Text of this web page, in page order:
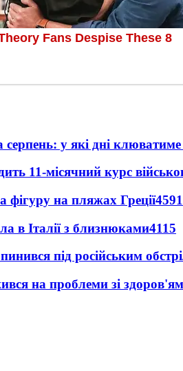
у які дні
11-місячний курс
фігуру на пляжах Греції4591
в Італії з близнюками4115
під російським
на проблеми зі здоров'ям